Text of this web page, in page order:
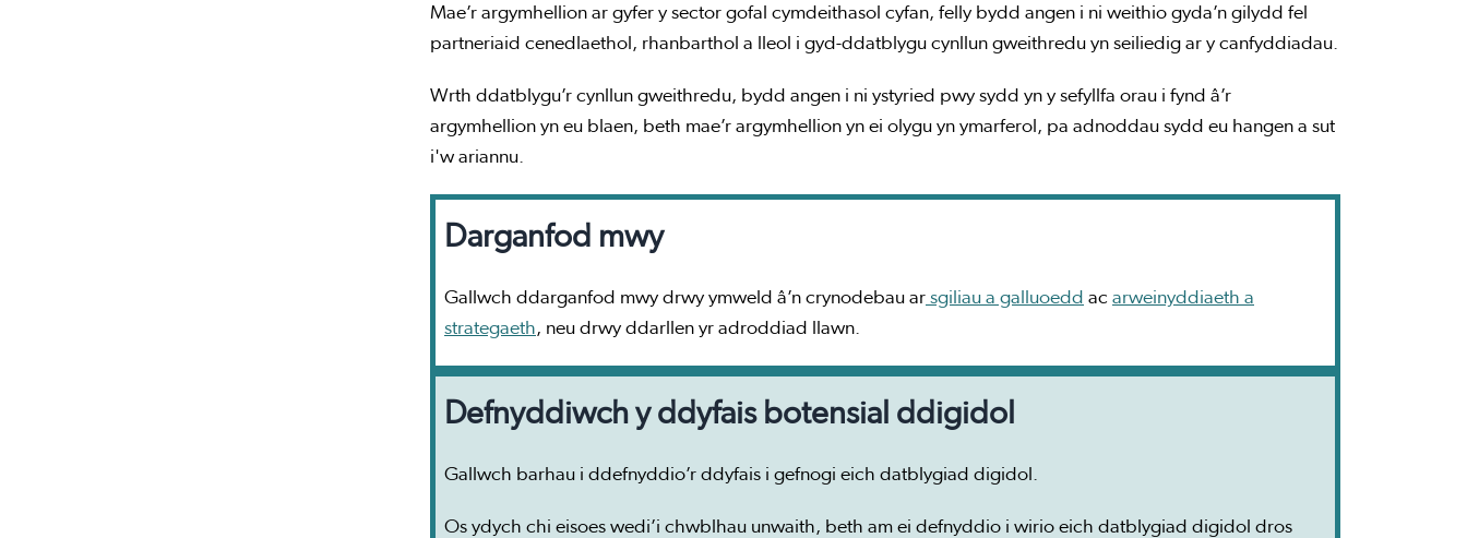
Mae’r argymhellion ar gyfer y sector gofal cymdeithasol cyfan, felly bydd angen i ni weithio gyda’n gilydd fel
partneriaid cenedlaethol, rhanbarthol a lleol i gyd-ddatblygu cynllun gweithredu yn seiliedig ar y canfyddiadau.
Wrth ddatblygu’r cynllun gweithredu, bydd angen i ni ystyried pwy sydd yn y sefyllfa orau i fynd â’r
argymhellion yn eu blaen, beth mae’r argymhellion yn ei olygu yn ymarferol, pa adnoddau sydd eu hangen a sut
i'w ariannu.
Darganfod mwy
Gallwch ddarganfod mwy drwy ymweld â’n crynodebau ar sgiliau a galluoedd ac arweinyddiaeth a
strategaeth, neu drwy ddarllen yr adroddiad llawn.
Defnyddiwch y ddyfais botensial ddigidol
Gallwch barhau i ddefnyddio’r ddyfais i gefnogi eich datblygiad digidol.
Os ydych chi eisoes wedi’i chwblhau unwaith, beth am ei defnyddio i wirio eich datblygiad digidol dros